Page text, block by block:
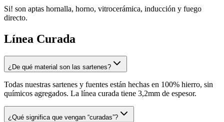
Si! son aptas hornalla, horno, vitrocerámica, inducción y fuego
directo.
Línea Curada
¿De qué material son las sartenes?
Todas nuestras sartenes y fuentes están hechas en 100% hierro, sin
químicos agregados. La línea curada tiene 3,2mm de espesor.
¿Qué significa que vengan “curadas”?